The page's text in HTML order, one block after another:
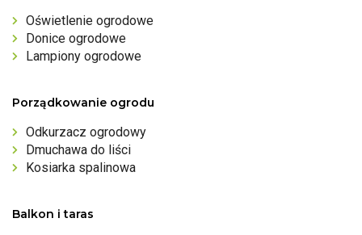
Oświetlenie ogrodowe
Donice ogrodowe
Lampiony ogrodowe
Porządkowanie ogrodu
Odkurzacz ogrodowy
Dmuchawa do liści
Kosiarka spalinowa
Balkon i taras